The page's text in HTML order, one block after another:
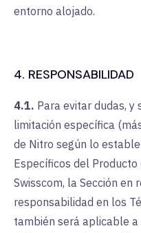
entorno alojado.
4. RESPONSABILIDAD
4.1. Para evitar dudas, y
limitación específica
de Nitro según lo
Específicos del Producto
Swisscom, la Sección en
responsabilidad en los
también será aplicable